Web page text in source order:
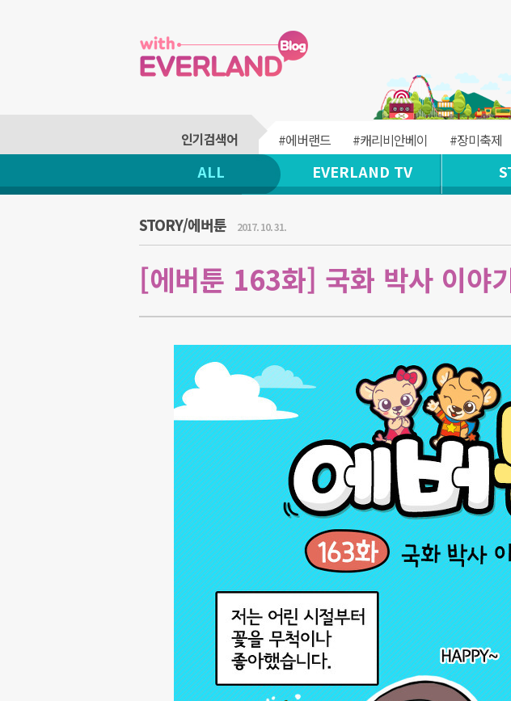
#에버랜드 #캐리비안베이 #장미축제
ALL EVERLAND TV
STORY/에버툰 2017. 10. 31.
[에버툰 163화] 국화 박사 이야